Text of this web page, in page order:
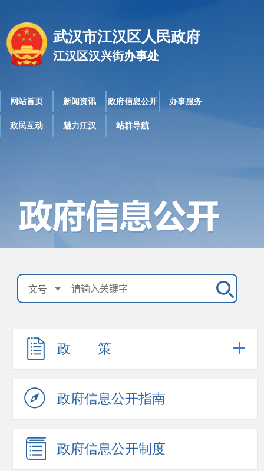
武汉市江汉区人民政府
江汉区汉兴街办事处
网站首页 新闻资讯 政府信息公开 办事服务
政民互动 魅力江汉 站群导航
政 策
政府信息公开指南
政府信息公开制度